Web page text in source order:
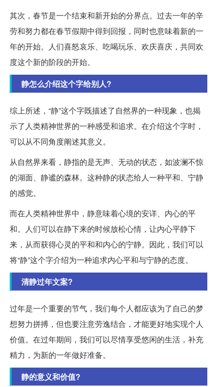
其次，春节是一个结束和新开始的分界点。过去一年的辛
劳和努力都在春节假期中得到回报，同时也意味着新的一
年的开始。人们喜怒哀乐、吃喝玩乐、欢庆喜庆，共同欢
度这个新的阶段的开始。
静怎么介绍这个字给别人?
综上所述，“静”这个字既描述了自然界的一种现象，也揭
示了人类精神世界的一种感受和追求。在介绍这个字时，
可以从不同角度阐述其意义。
从自然界来看，静指的是无声、无动的状态，如波澜不惊
的湖面、静谧的森林。这种静的状态给人一种平和、宁静
的感觉。
而在人类精神世界中，静意味着心境的安详、内心的平
和。人们可以在静下来的时候放松心情，让内心平静下
来，从而获得心灵的平和和内心的宁静。因此，我们可以
将“静”这个字介绍为一种追求内心平和与宁静的态度。
清静过年文案?
过年是一个重要的节气，我们每个人都应该为了自己的梦
想努力拼搏，但也要注意劳逸结合，才能更好地实现个人
价值。在过年期间，我们可以尽情享受悠闲的生活，补充
精力，为新的一年做好准备。
静的意义和价值?